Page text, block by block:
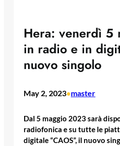
Hera: venerdì 5
in radio e in
nuovo singolo
May 2, 2023•master
Dal 5 maggio 2023 sarà
radiofonica e su tutte le
digitale “CAOS”, il nuovo